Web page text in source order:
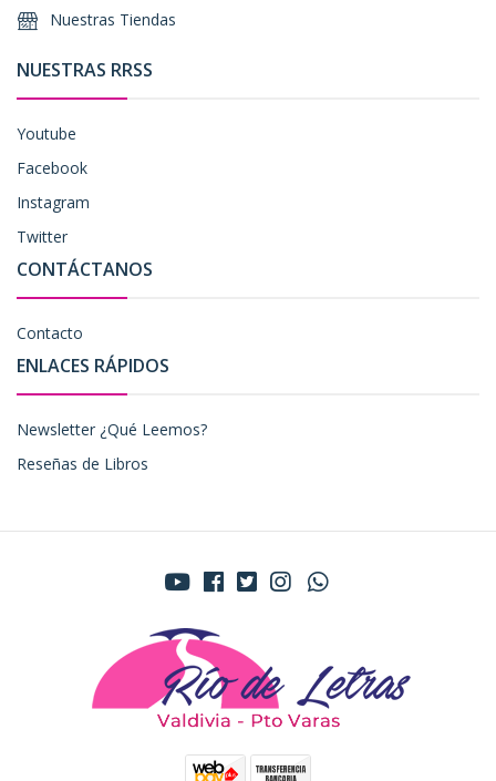
Nuestras Tiendas
NUESTRAS RRSS
Youtube
Facebook
Instagram
Twitter
CONTÁCTANOS
Contacto
ENLACES RÁPIDOS
Newsletter ¿Qué Leemos?
Reseñas de Libros